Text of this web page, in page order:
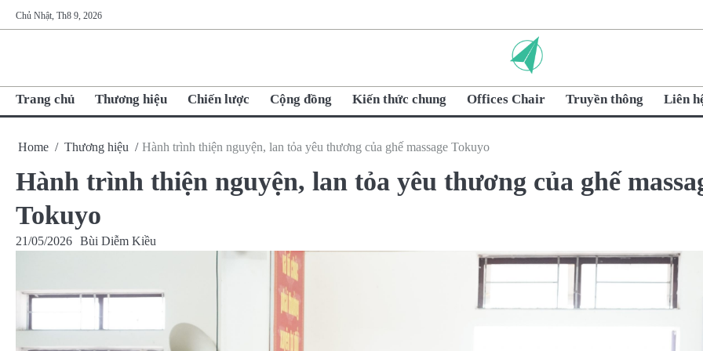
to
Chủ Nhật, Th8 9, 2026
Trang chủ Thương hiệu Chiến lược Cộng đồng Kiến thức chung Offices Chair Truyền thông Liên
Home Thương hiệu Hành trình thiện nguyện, lan tỏa yêu thương của ghế massage Tokuyo
Hành trình thiện nguyện, lan tỏa yêu thương của ghế
Tokuyo
21/05/2026 Bùi Diễm Kiều